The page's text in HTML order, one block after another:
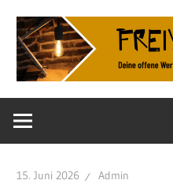
Inhalt
springen
offene
15. Juni 2026 Admin